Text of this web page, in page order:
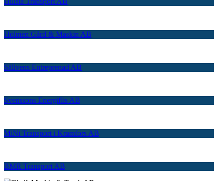
Holmen Gård & Maskin AB
Sällvens Entreprenad AB
Svenssons Energiflis AB
MiNi Transport i Kramfors AB
BMR Transport AB